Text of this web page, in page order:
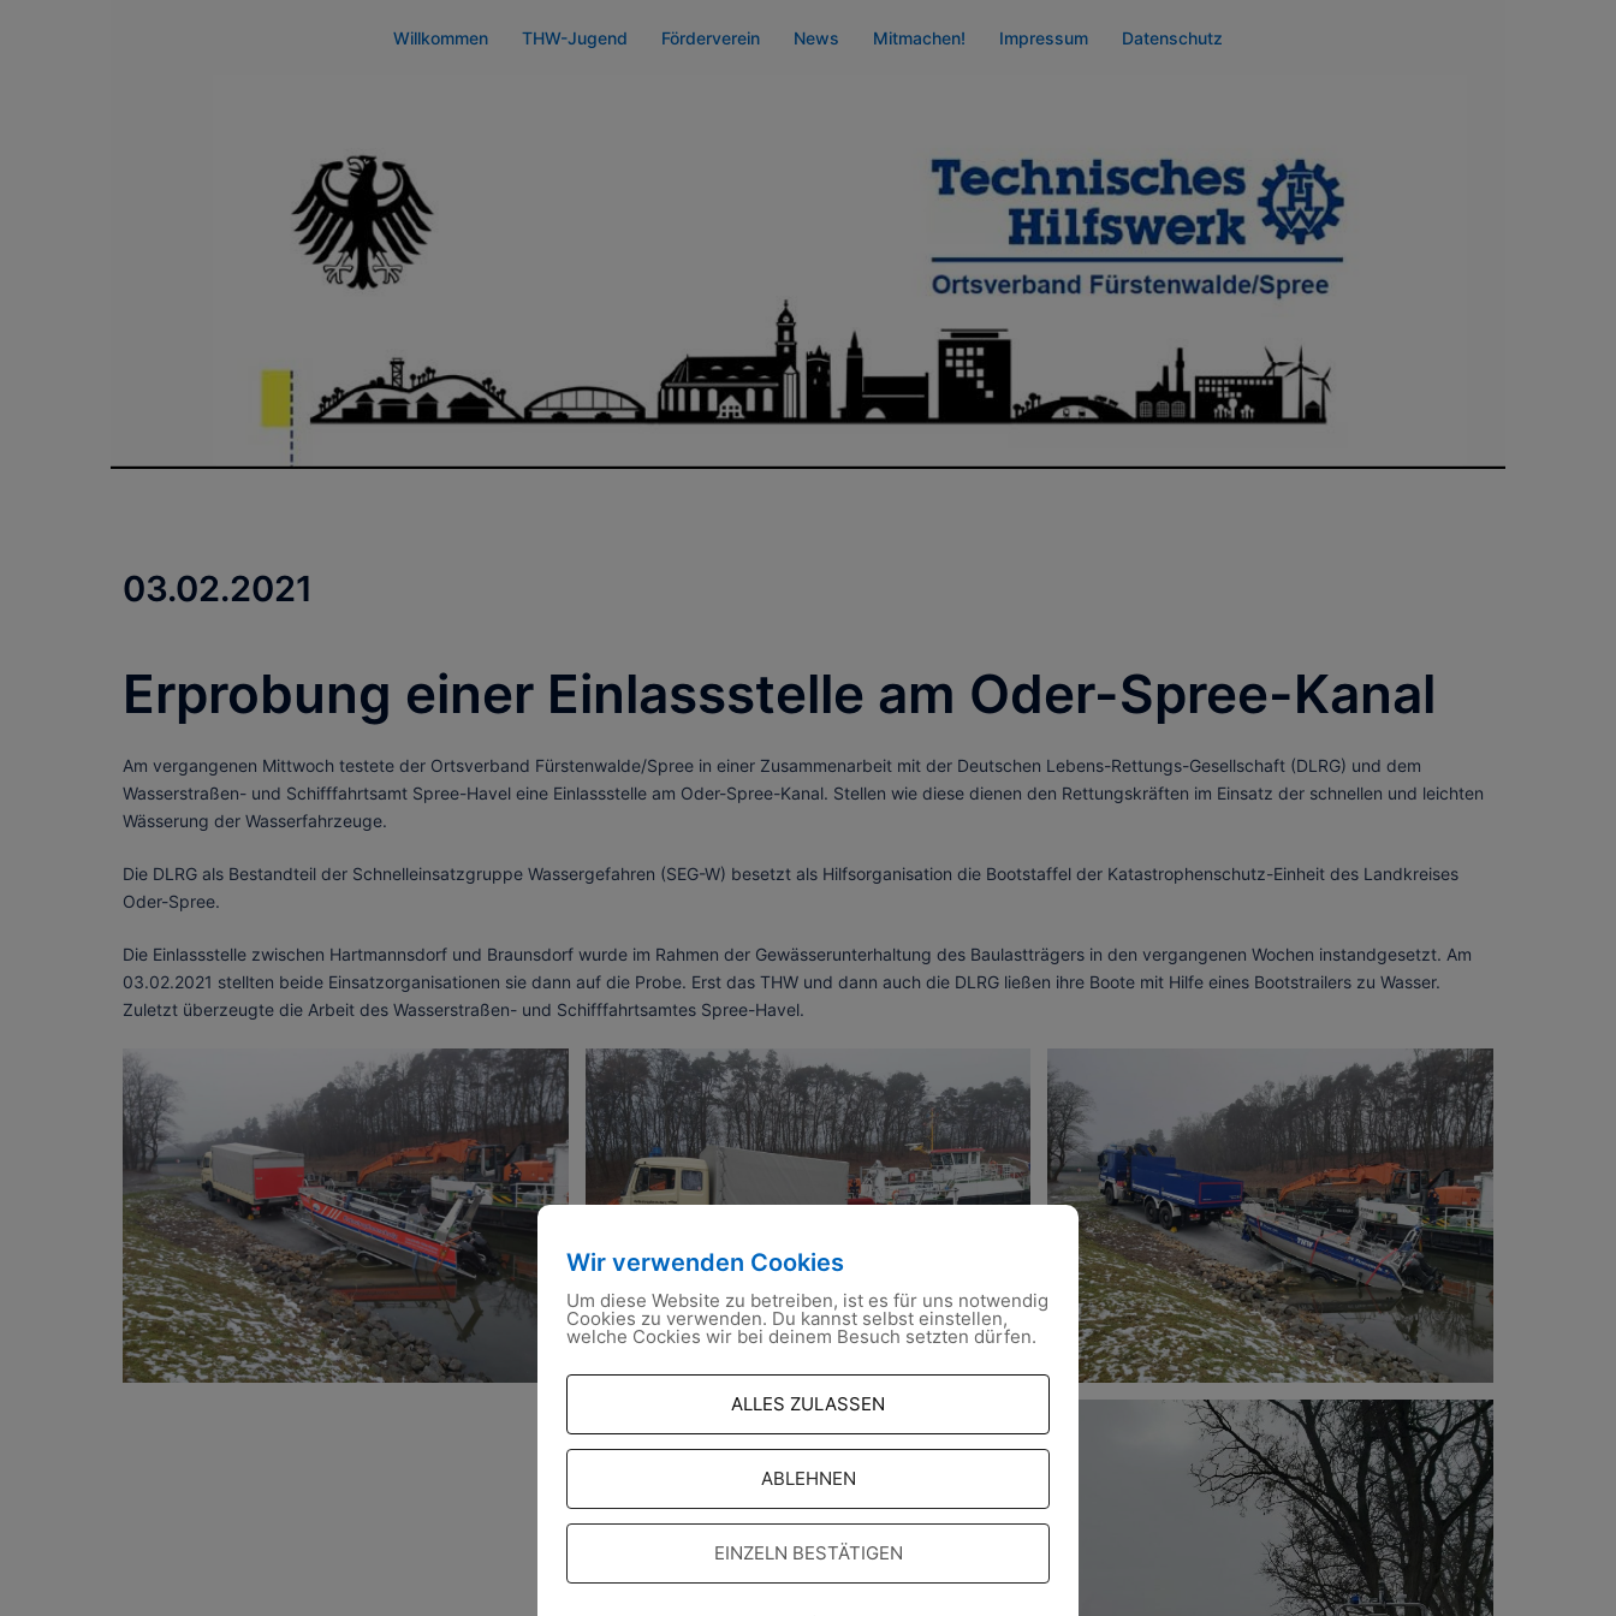
Willkommen THW-Jugend Förderverein News Mitmachen! Impressum Datenschutz
03.02.2021
Erprobung einer Einlassstelle am Oder-Spree-Kanal
Am vergangenen Mittwoch testete der Ortsverband Fürstenwalde/Spree in einer Zusammenarbeit mit der Deutschen Lebens-Rettungs-Gesellschaft (DLRG) und dem
Wasserstraßen- und Schifffahrtsamt Spree-Havel eine Einlassstelle am Oder-Spree-Kanal. Stellen wie diese dienen den Rettungskräften im Einsatz der schnellen und leichten
Wässerung der Wasserfahrzeuge.
Die DLRG als Bestandteil der Schnelleinsatzgruppe Wassergefahren (SEG-W) besetzt als Hilfsorganisation die Bootstaffel der Katastrophenschutz-Einheit des Landkreises
Oder-Spree.
Die Einlassstelle zwischen Hartmannsdorf und Braunsdorf wurde im Rahmen der Gewässerunterhaltung des Baulastträgers in den vergangenen Wochen instandgesetzt. Am
03.02.2021 stellten beide Einsatzorganisationen sie dann auf die Probe. Erst das THW und dann auch die DLRG ließen ihre Boote mit Hilfe eines Bootstrailers zu Wasser.
Zuletzt überzeugte die Arbeit des Wasserstraßen- und Schifffahrtsamtes Spree-Havel.
Wir verwenden Cookies
Um diese Website zu betreiben, ist es für uns notwendig
Cookies zu verwenden. Du kannst selbst einstellen,
welche Cockies wir bei deinem Besuch setzten dürfen.
ALLES ZULASSEN
ABLEHNEN
EINZELN BESTÄTIGEN